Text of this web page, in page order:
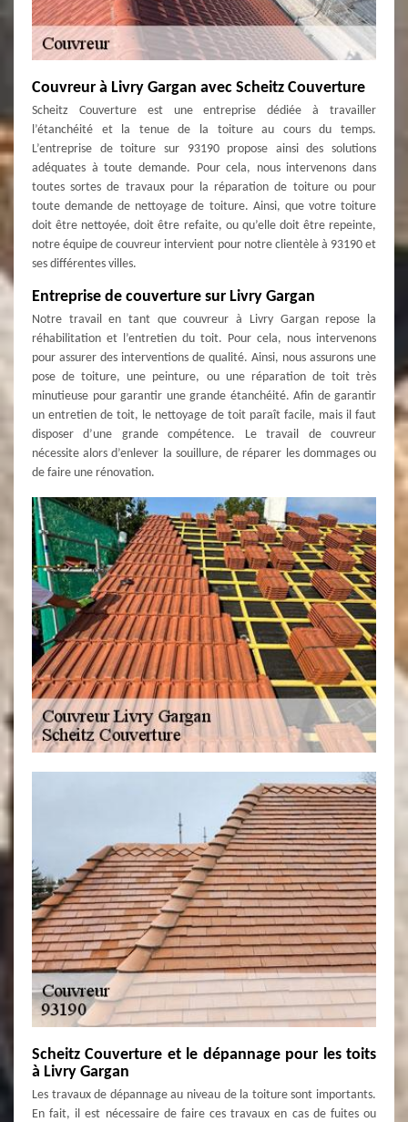
Couvreur à Livry Gargan avec Scheitz Couverture
Scheitz Couverture est une entreprise dédiée à travailler
l’étanchéité et la tenue de la toiture au cours du temps.
L’entreprise de toiture sur 93190 propose ainsi des solutions
adéquates à toute demande. Pour cela, nous intervenons dans
toutes sortes de travaux pour la réparation de toiture ou pour
toute demande de nettoyage de toiture. Ainsi, que votre toiture
doit être nettoyée, doit être refaite, ou qu’elle doit être repeinte,
notre équipe de couvreur intervient pour notre clientèle à 93190 et
ses différentes villes.
Entreprise de couverture sur Livry Gargan
Notre travail en tant que couvreur à Livry Gargan repose la
réhabilitation et l’entretien du toit. Pour cela, nous intervenons
pour assurer des interventions de qualité. Ainsi, nous assurons une
pose de toiture, une peinture, ou une réparation de toit très
minutieuse pour garantir une grande étanchéité. Afin de garantir
un entretien de toit, le nettoyage de toit paraît facile, mais il faut
disposer d’une grande compétence. Le travail de couvreur
nécessite alors d’enlever la souillure, de réparer les dommages ou
de faire une rénovation.
Scheitz Couverture et le dépannage pour les toits
à Livry Gargan
Les travaux de dépannage au niveau de la toiture sont importants.
En fait, il est nécessaire de faire ces travaux en cas de fuites ou